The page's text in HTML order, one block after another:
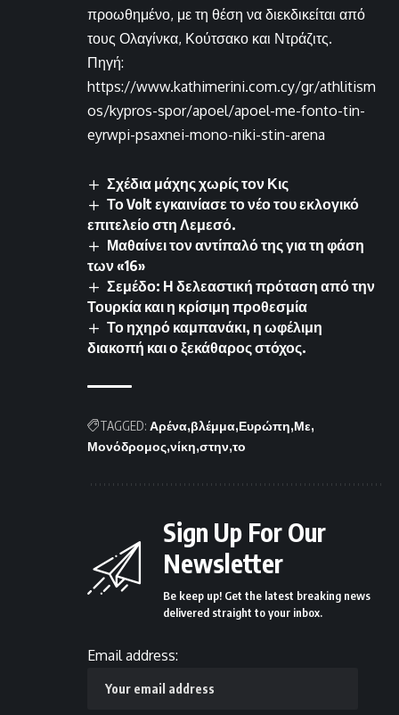
προωθημένο, με τη θέση να διεκδικείται από
τους Ολαγίνκα, Κούτσακο και Ντράζιτς.
Πηγή:
https://www.kathimerini.com.cy/gr/athlitism
os/kypros-spor/apoel/apoel-me-fonto-tin-
eyrwpi-psaxnei-mono-niki-stin-arena
Σχέδια μάχης χωρίς τον Κις
Το Volt εγκαινίασε το νέο του εκλογικό
επιτελείο στη Λεμεσό.
Μαθαίνει τον αντίπαλό της για τη φάση
των «16»
Σεμέδο: Η δελεαστική πρόταση από την
Τουρκία και η κρίσιμη προθεσμία
Το ηχηρό καμπανάκι, η ωφέλιμη
διακοπή και ο ξεκάθαρος στόχος.
TAGGED: Αρένα βλέμμα Ευρώπη Με
Μονόδρομος νίκη στην το
Sign Up For Our
Newsletter
Be keep up! Get the latest breaking news
delivered straight to your inbox.
Email address: